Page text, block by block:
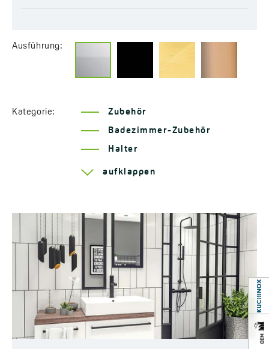
Ausführung:
Kategorie: Zubehör
Badezimmer-Zubehör
Halter
Serie Rondo
aufklappen